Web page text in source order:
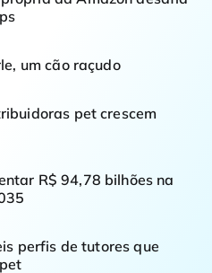
um cão raçudo
pet crescem
R$ 94,78 bilhões na
perfis de tutores que